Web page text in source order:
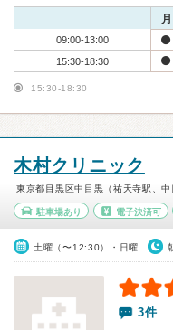
月
09:00-13:00
15:30-18:30
15:30-18:30
木村クリニック
東京都目黒区中目黒（祐天寺駅、中
駐車場あり 電子決済可
土曜（〜12:30）・日曜
3件